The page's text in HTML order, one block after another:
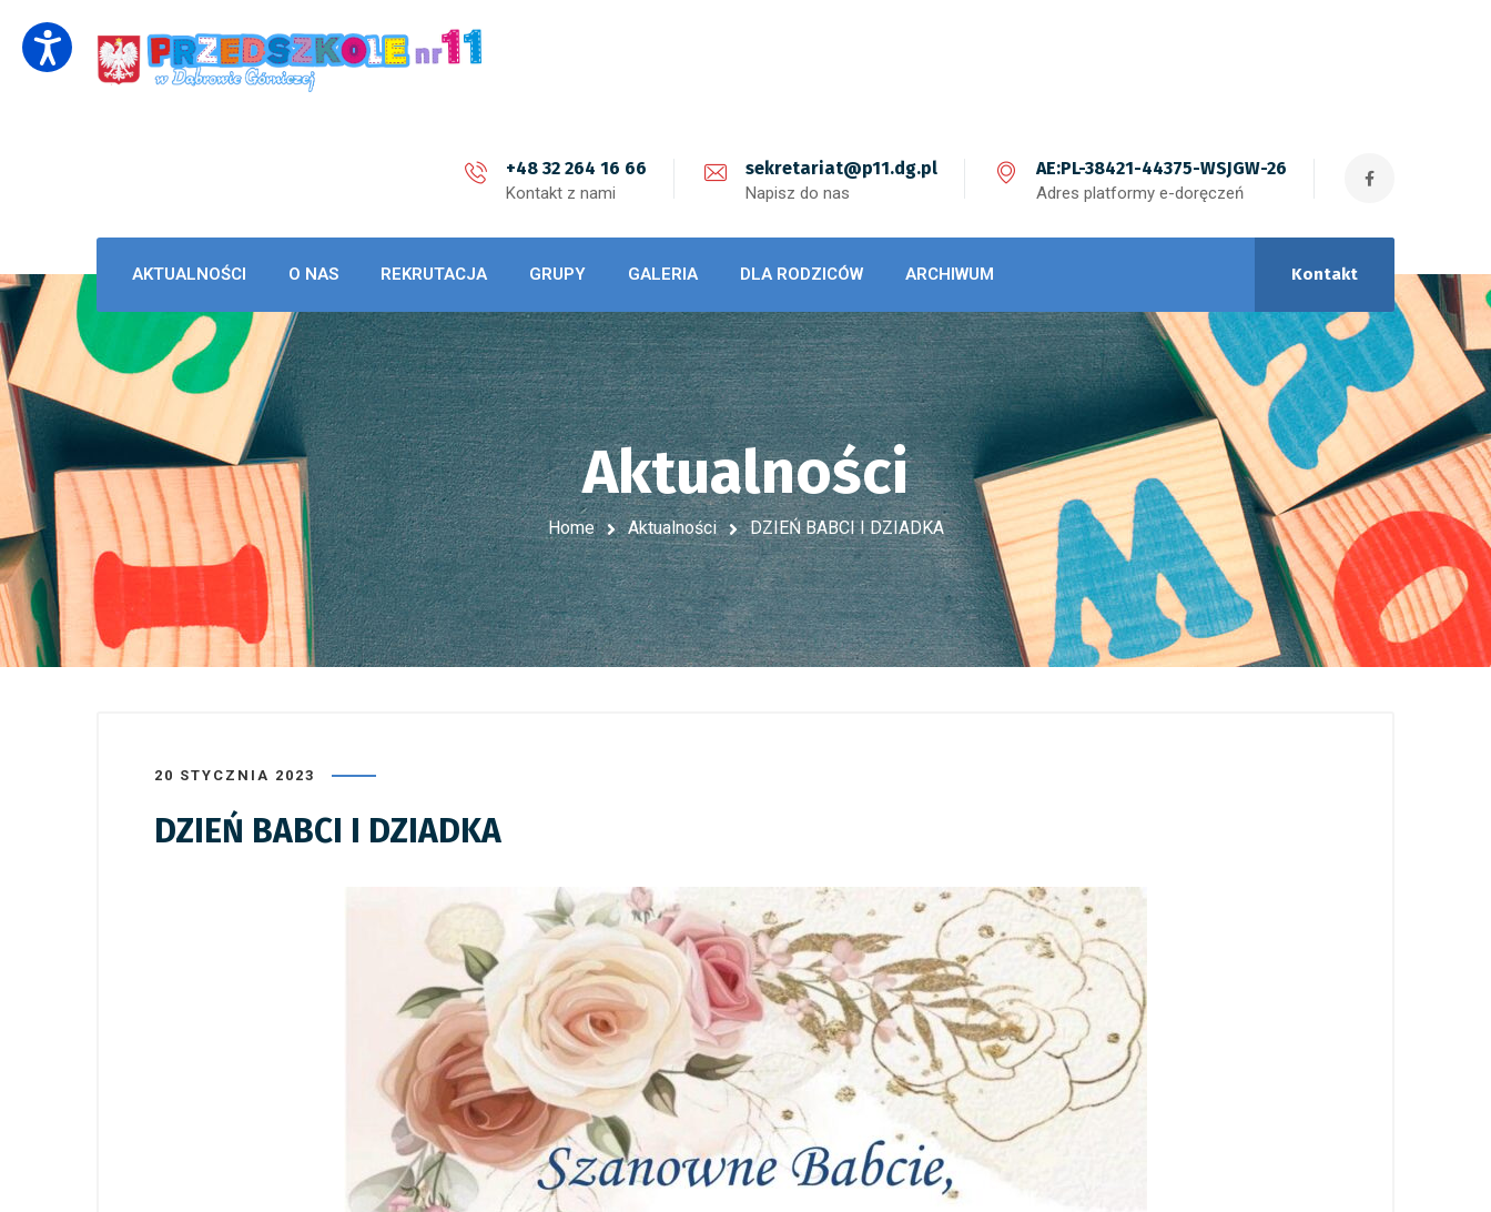
+48 32 264 16 66
Kontakt z nami
sekretariat@p11.dg.pl
Napisz do nas
AE:PL-38421-44375-WSJGW-26
Adres platformy e-doręczeń
Kontakt
AKTUALNOŚCI O NAS REKRUTACJA GRUPY GALERIA DLA RODZICÓW ARCHIWUM
Aktualności
Home Aktualności DZIEŃ BABCI I DZIADKA
20 STYCZNIA 2023
DZIEŃ BABCI I DZIADKA